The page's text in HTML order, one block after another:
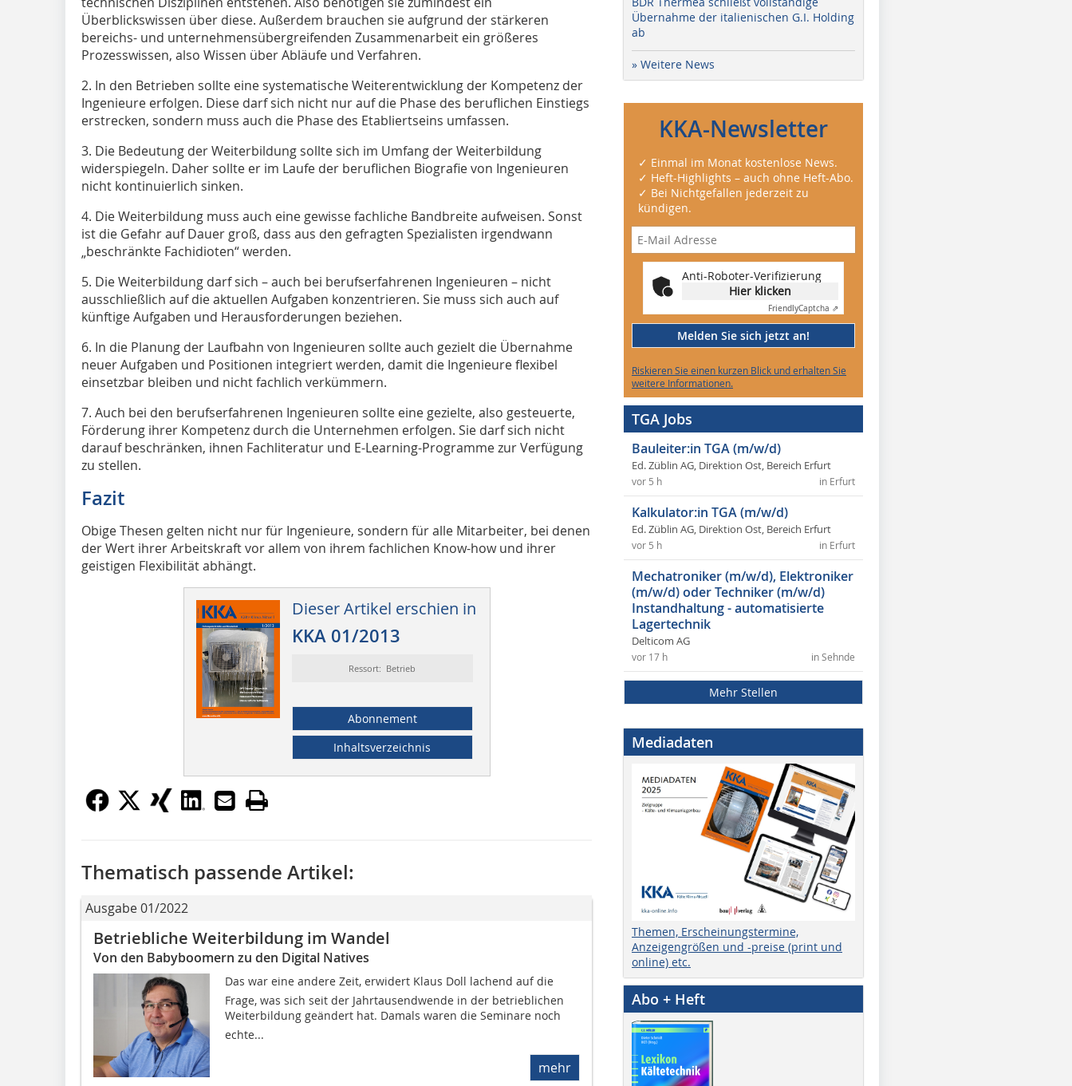
Überblickswissen über diese. Außerdem brauchen sie aufgrund der stärkeren
bereichs- und unternehmensübergreifenden Zusammenarbeit ein größeres
Prozesswissen, also Wissen über Abläufe und Verfahren.
2. In den Betrieben sollte eine systematische Weiterentwicklung der Kompetenz der
Ingenieure erfolgen. Diese darf sich nicht nur auf die Phase des beruflichen Einstiegs
erstrecken, sondern muss auch die Phase des Etabliertseins umfassen.
3. Die Bedeutung der Weiterbildung sollte sich im Umfang der Weiterbildung
widerspiegeln. Daher sollte er im Laufe der beruflichen Biografie von Ingenieuren
nicht kontinuierlich sinken.
4. Die Weiterbildung muss auch eine gewisse fachliche Bandbreite aufweisen. Sonst
ist die Gefahr auf Dauer groß, dass aus den gefragten Spezialisten irgendwann
„beschränkte Fachidioten“ werden.
5. Die Weiterbildung darf sich – auch bei berufserfahrenen Ingenieuren – nicht
ausschließlich auf die aktuellen Aufgaben konzentrieren. Sie muss sich auch auf
künftige Aufgaben und Herausforderungen beziehen.
6. In die Planung der Laufbahn von Ingenieuren sollte auch gezielt die Übernahme
neuer Aufgaben und Positionen inte­griert werden, damit die Ingenieure flexibel
einsetzbar bleiben und nicht fachlich verkümmern.
7. Auch bei den berufserfahrenen Ingenieuren sollte eine gezielte, also gesteuerte,
Förderung ihrer Kompetenz durch die Unternehmen erfolgen. Sie darf sich nicht
darauf beschränken, ihnen Fachliteratur und E-Learning-Programme zur Verfügung
zu stellen.
Fazit
Obige Thesen gelten nicht nur für Ingenieure, sondern für alle Mitarbeiter, bei denen
der Wert ihrer Arbeitskraft vor allem von ihrem fachlichen Know-how und ihrer
geistigen Flexibilität abhängt.
Dieser Artikel erschien in
KKA 01/2013
Ressort: Betrieb
Abonnement
Inhaltsverzeichnis
Thematisch passende Artikel:
Ausgabe 01/2022
Betriebliche Weiterbildung im Wandel
Von den Babyboomern zu den Digital Natives
Das war eine andere Zeit, erwidert Klaus Doll lachend auf die
Frage, was sich seit der Jahrtausendwende in der betrieblichen
Weiterbildung geändert hat. Damals waren die Seminare noch
echte...
mehr
Übernahme der italienischen G.I. Holding
ab
» Weitere News
KKA-Newsletter
✓ Einmal im Monat kostenlose News.
✓ Heft-Highlights – auch ohne Heft-Abo.
✓ Bei Nichtgefallen jederzeit zu
kündigen.
Anti-Roboter-Verifizierung
Hier klicken
FriendlyCaptcha ⇗
Melden Sie sich jetzt an!
Riskieren Sie einen kurzen Blick und erhalten Sie
weitere Informationen.
TGA Jobs
Bauleiter:in TGA (m/w/d)
Ed. Züblin AG, Direktion Ost, Bereich Erfurt
in Erfurt
vor 5 h
Kalkulator:in TGA (m/w/d)
Ed. Züblin AG, Direktion Ost, Bereich Erfurt
in Erfurt
vor 5 h
Mechatroniker (m/w/d), Elektroniker
(m/w/d) oder Techniker (m/w/d)
Instandhaltung - automatisierte
Lagertechnik
Delticom AG
in Sehnde
vor 17 h
Mehr Stellen
Mediadaten
Themen, Erscheinungstermine,
Anzeigengrößen und -preise (print und
online) etc.
Abo + Heft